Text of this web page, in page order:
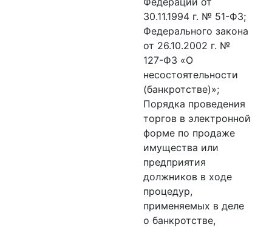
30.11.1994 г. № 51-ФЗ;
Федерального закона
от 26.10.2002 г. №
127-ФЗ «О
несостоятельности
(банкротстве)»;
Порядка проведения
торгов в электронной
форме по продаже
имущества или
предприятия
должников в ходе
процедур,
применяемых в деле
о банкротстве,